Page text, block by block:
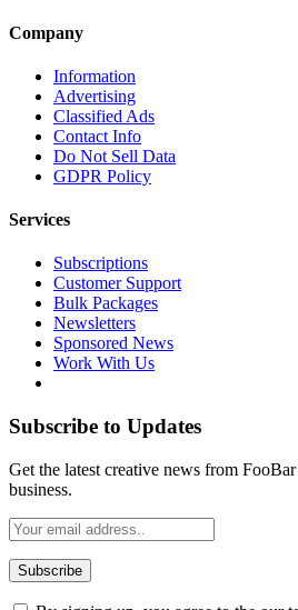
Company
Information
Advertising
Classified Ads
Contact Info
Do Not Sell Data
GDPR Policy
Services
Subscriptions
Customer Support
Bulk Packages
Newsletters
Sponsored News
Work With Us
Subscribe to Updates
Get the latest creative news from
business.